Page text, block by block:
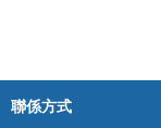
聯係方式